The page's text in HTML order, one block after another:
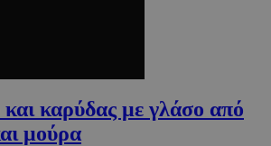
καρύδας με γλάσο από
μούρα